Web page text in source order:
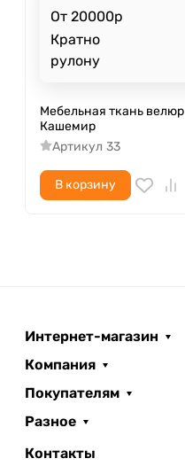
От 20000р
Кратно
рулону
Мебельная ткань велюр
Кашемир
Артикул 33
В корзину
Интернет-магазин
Компания
Покупателям
Разное
Контакты